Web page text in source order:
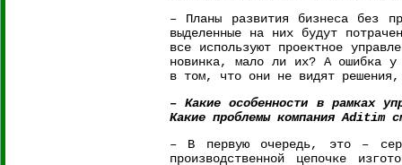
– Планы развития бизнеса без
выделенные на них будут
все используют проектное
новинка, мало ли их? А ошибка у
в том, что они не видят
– Какие особенности в рамках
Какие проблемы компания Aditim
– В первую очередь, это –
производственной цепочке